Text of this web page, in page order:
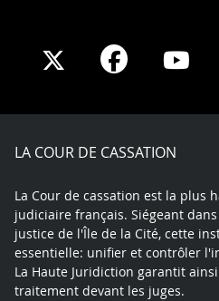
Share
X
Share
Facebook
LA COUR DE CASSATION
La Cour de cassation est la plus
judiciaire français. Siégeant dans
justice de l'Île de la Cité, cette
essentielle: unifier et contrôler
La Haute Juridiction garantit
traitement devant les juges.